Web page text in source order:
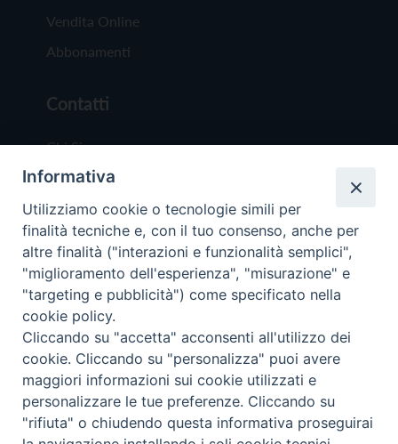
Vendita Online
Abbonamenti
Contatti
Chi Siamo
Redazione
Scrivici
Copyright © 2019 - Tutti i diritti riservati - Vita
Trentina Editrice
Privacy Policy
Torna
Informativa
Utilizziamo cookie o tecnologie simili per
finalità tecniche e, con il tuo consenso, anche per
altre finalità ("interazioni e funzionalità semplici",
"miglioramento dell'esperienza", "misurazione" e
"targeting e pubblicità") come specificato nella
cookie policy.
Cliccando su "accetta" acconsenti all'utilizzo dei
cookie. Cliccando su "personalizza" puoi avere
maggiori informazioni sui cookie utilizzati e
personalizzare le tue preferenze. Cliccando su
"rifiuta" o chiudendo questa informativa proseguirai